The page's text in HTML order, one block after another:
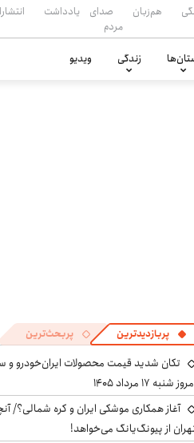
هم‌زبان
صدای
مردم
یادداشت
زندگی ویدیو
پربازدیدترین پربحث‌ترین
تکان شدید قیمت محصولات ایران‌خودرو و
شنبه ۱۷ مرداد ۱۴۰۵
آغاز همکاری موشکی ایران و کره شمالی؟/
از پیونگ‌یانگ می‌خواهد!